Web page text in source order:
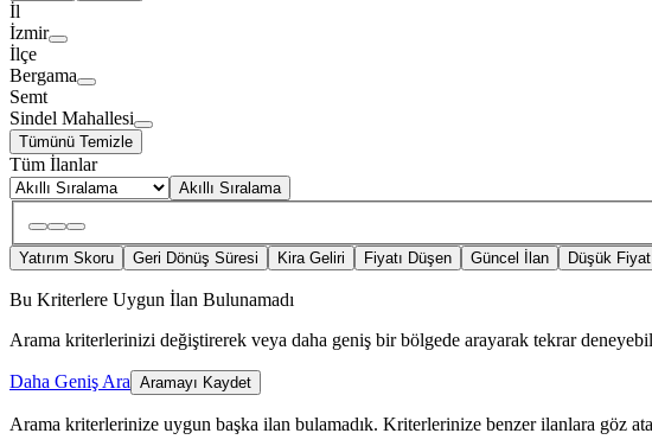
İl
İzmir
İlçe
Bergama
Semt
Sindel Mahallesi
Tümünü Temizle
Tüm İlanlar
Akıllı Sıralama
Yatırım Skoru Geri Dönüş Süresi Kira Geliri Fiyatı Düşen Güncel İlan Düşük Fiyat
Bu Kriterlere Uygun İlan Bulunamadı
Arama kriterlerinizi değiştirerek veya daha geniş bir bölgede arayarak tekrar
Daha Geniş Ara Aramayı Kaydet
Arama kriterlerinize uygun başka ilan bulamadık. Kriterlerinize benzer ilanlara göz